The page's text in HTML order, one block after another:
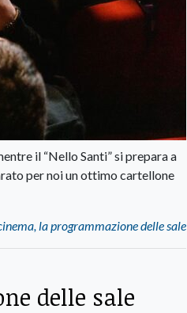
il “Nello Santi” si prepara a
per noi un ottimo cartellone
la programmazione delle sale
delle sale